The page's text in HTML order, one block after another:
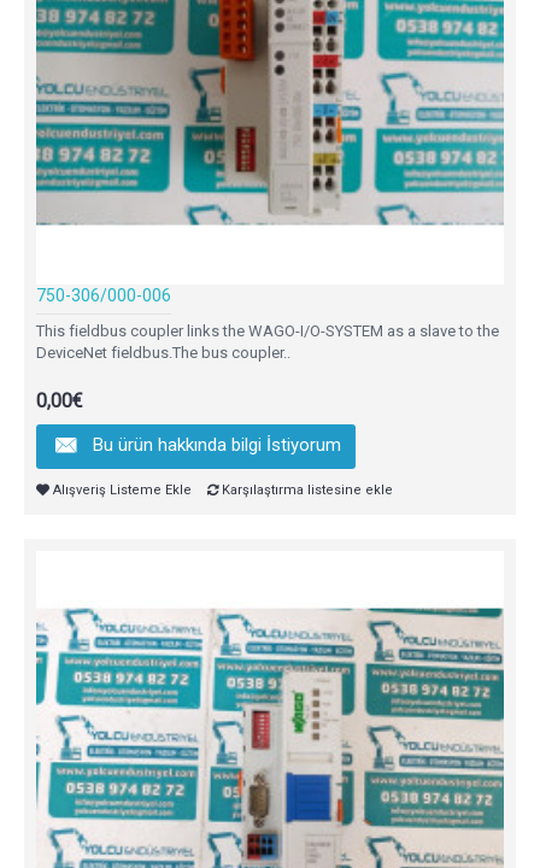
750-306/000-006
This fieldbus coupler links the WAGO-I/O-SYSTEM as a slave to the
DeviceNet fieldbus.The bus coupler..
0,00€
Bu ürün hakkında bilgi İstiyorum
Alışveriş Listeme Ekle Karşılaştırma listesine ekle